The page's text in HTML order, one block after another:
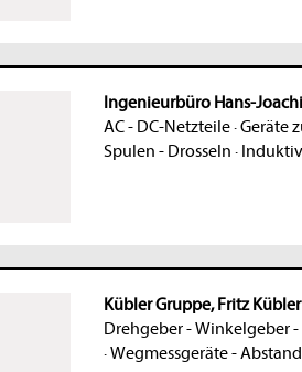
Ingenieurbüro Hans-
AC - DC-Netzteile·Geräte
Spulen - Drosseln ·
Kübler Gruppe, Fritz
Drehgeber - Winkelgeber -
·Wegmessgeräte -